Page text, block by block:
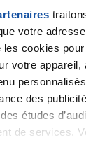
votre
les cookies
votre appareil,
des
études
de services.